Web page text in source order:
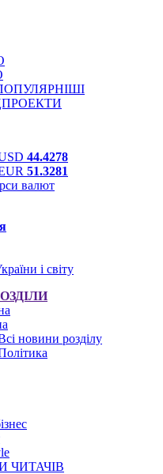
44.4278
51.3281
валют
новини розділу
ЧИТАЧІВ